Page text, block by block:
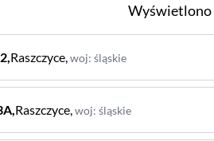
Wyświetlono
2,Raszczyce,woj: śląskie
,Raszczyce,woj: śląskie